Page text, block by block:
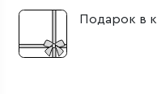
Подарок в